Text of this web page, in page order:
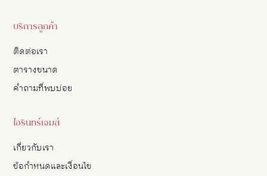
บริการลูกค้า
ติดต่อเรา
ตารางขนาด
คำถามที่พบบ่อย
ไอรินทร์เจมส์
เกี่ยวกับเรา
ข้อกำหนดและเงื่อนไข